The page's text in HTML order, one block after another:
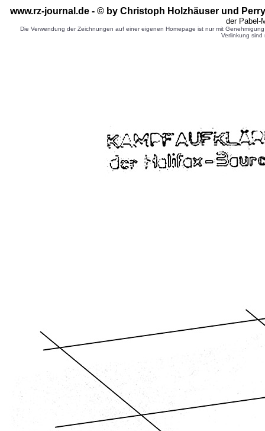
www.rz-journal.de - © by Christoph Holzhäuser und
der Pabel-
Die Verwendung der Zeichnungen auf einer eigenen Homepage ist nur mit
Verlinkung sind